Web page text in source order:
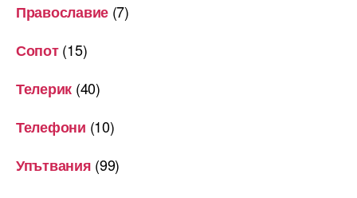
Православие (7)
Сопот(15)
Телерик (40)
Телефони (10)
Упътвания (99)